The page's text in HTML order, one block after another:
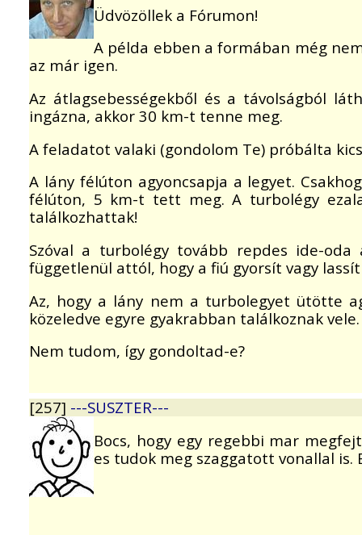
Üdvözöllek a Fórumon!
A példa ebben a formában még
az már igen.
Az átlagsebességekből és a távolságból
ingázna, akkor 30 km-t tenne meg.
A feladatot valaki (gondolom Te) próbálta
A lány félúton agyoncsapja a legyet.
félúton, 5 km-t tett meg. A turbolégy
találkozhattak!
Szóval a turbolégy tovább repdes ide-
függetlenül attól, hogy a fiú gyorsít vagy
Az, hogy a lány nem a turbolegyet ütötte
közeledve egyre gyakrabban találkoznak vele.
Nem tudom, így gondoltad-e?
[257] ---SUSZTER---
Bocs, hogy egy regebbi mar
es tudok meg szaggatott vonallal is.